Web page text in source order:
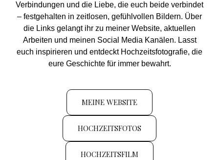
Verbindungen und die Liebe, die euch beide verbindet
– festgehalten in zeitlosen, gefühlvollen Bildern. Über
die Links gelangt ihr zu meiner Website, aktuellen
Arbeiten und meinen Social Media Kanälen. Lasst
euch inspirieren und entdeckt Hochzeitsfotografie, die
eure Geschichte für immer bewahrt.
MEINE WEBSITE
HOCHZEITSFOTOS
HOCHZEITSFILM